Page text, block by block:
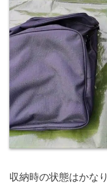
収納時の状態はかなり